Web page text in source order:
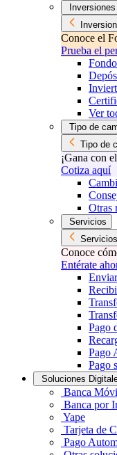
Inversiones
Conoce el
Prueba el
Ver
Tipo de
Tipo de
¡Gana con
Cotiza aquí
Otras
Servicios
Servicios
Conoce
Entérate
Pago
Pago
Pago
Soluciones
Banca
Banca por
Yape
Tarjeta de
Pago